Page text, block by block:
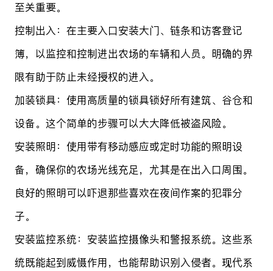
至关重要。
控制出入：在主要入口安装大门、链条和访客登记
簿，以监控和控制进出农场的车辆和人员。明确的界
限有助于防止未经授权的进入。
加装锁具：使用高质量的锁具锁好所有建筑、谷仓和
设备。这个简单的步骤可以大大降低被盗风险。
安装照明：使用带有移动感应或定时功能的照明设
备，确保你的农场光线充足，尤其是在出入口周围。
良好的照明可以吓退那些喜欢在夜间作案的犯罪分
子。
安装监控系统：安装监控摄像头和警报系统。这些系
统既能起到威慑作用，也能帮助识别入侵者。现代系